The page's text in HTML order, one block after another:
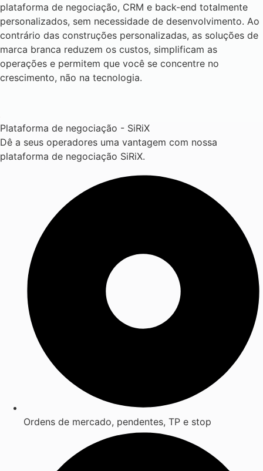
plataforma de negociação, CRM e back-end totalmente
personalizados, sem necessidade de desenvolvimento. Ao
contrário das construções personalizadas, as soluções de
marca branca reduzem os custos, simplificam as
operações e permitem que você se concentre no
crescimento, não na tecnologia.
Plataforma de negociação - SiRiX
Dê a seus operadores uma vantagem com nossa
plataforma de negociação SiRiX.
Ordens de mercado, pendentes, TP e stop